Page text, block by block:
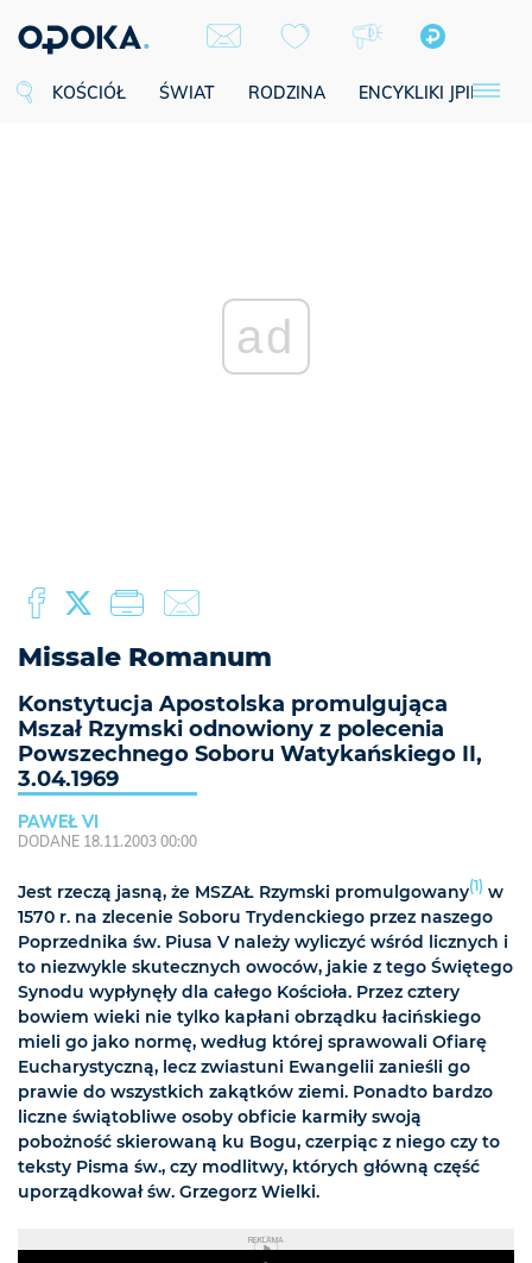
KOŚCIÓŁ ŚWIAT RODZINA ENCYKLIKI JPII
ad
Missale Romanum
Konstytucja Apostolska promulgująca
Mszał Rzymski odnowiony z polecenia
Powszechnego Soboru Watykańskiego II,
3.04.1969
PAWEŁ VI
DODANE 18.11.2003 00:00
Jest rzeczą jasną, że MSZAŁ Rzymski promulgowany(1) w
1570 r. na zlecenie Soboru Trydenckiego przez naszego
Poprzednika św. Piusa V należy wyliczyć wśród licznych i
to niezwykle skutecznych owoców, jakie z tego Świętego
Synodu wypłynęły dla całego Kościoła. Przez cztery
bowiem wieki nie tylko kapłani obrządku łacińskiego
mieli go jako normę, według której sprawowali Ofiarę
Eucharystyczną, lecz zwiastuni Ewangelii zanieśli go
prawie do wszystkich zakątków ziemi. Ponadto bardzo
liczne świątobliwe osoby obficie karmiły swoją
pobożność skierowaną ku Bogu, czerpiąc z niego czy to
teksty Pisma św., czy modlitwy, których główną część
uporządkował św. Grzegorz Wielki.
REKLAMA